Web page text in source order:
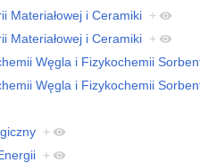
Materiałowej i Ceramiki +
Materiałowej i Ceramiki +
Węgla i Fizykochemii
Węgla i Fizykochemii
+
+